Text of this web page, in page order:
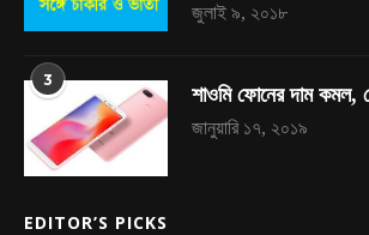
জুলাই ৯, ২০১৮
3
শাওমি ফোনের দাম কমল,
জানুয়ারি ১৭, ২০১৯
EDITOR’S PICKS